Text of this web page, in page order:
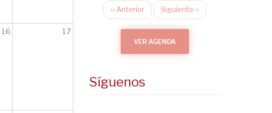
16 17
Paginación
‹‹ Anterior Siguiente ››
VER AGENDA
Síguenos